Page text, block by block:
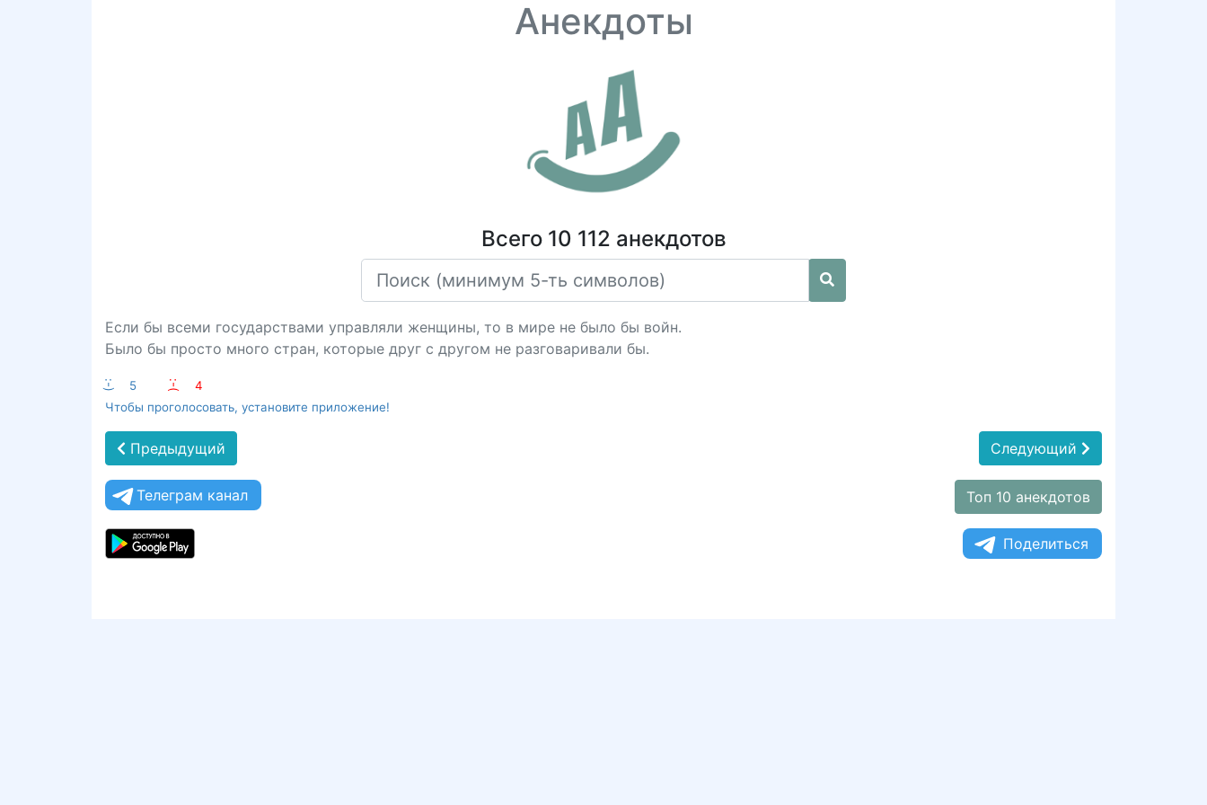
Анекдоты
Всего 10 112 анекдотов
Если бы всеми государствами управляли женщины, то в мире не было бы войн.
Было бы просто много стран, которые друг с другом не разговаривали бы.
:-) 5 :-(
4
Чтобы проголосовать, установите приложение!
Предыдущий Следующий
Телеграм канал Топ 10 анекдотов
Поделиться